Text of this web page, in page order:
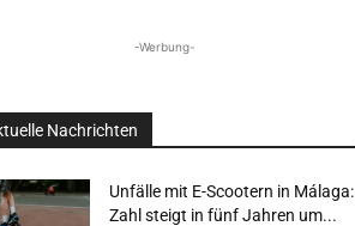
-Werbung-
Nachrichten
Unfälle mit E-Scootern in Málaga:
Zahl steigt in fünf Jahren um...